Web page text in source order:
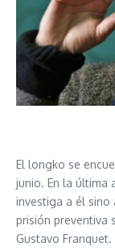
El longko se
junio. En la última
investiga a él sino
prisión preventiva
Gustavo Franquet.